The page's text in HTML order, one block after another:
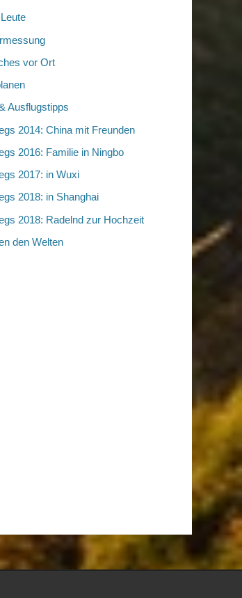
vor Ort
Ausflugstipps
2014: China mit Freunden
2016: Familie in Ningbo
2017: in Wuxi
2018: in Shanghai
2018: Radelnd zur Hochzeit
den Welten